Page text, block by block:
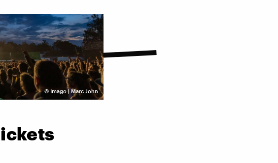
© Imago | Marc John